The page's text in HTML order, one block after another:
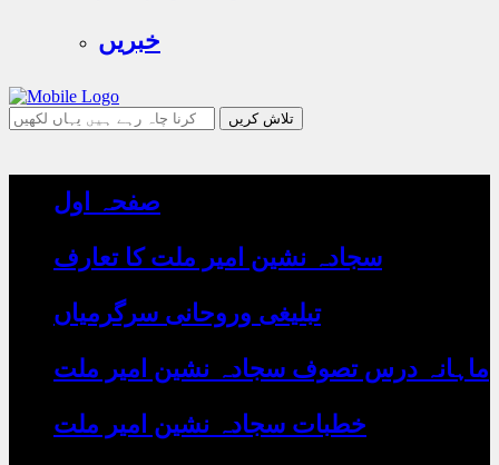
خبریں
جو
چاہ
صفحہ اول
سجادہ نشین امیر ملت کا تعارف
تبلیغی وروحانی سرگرمیاں
ماہانہ درس تصوف سجادہ نشین امیر ملت
خطبات سجادہ نشین امیر ملت